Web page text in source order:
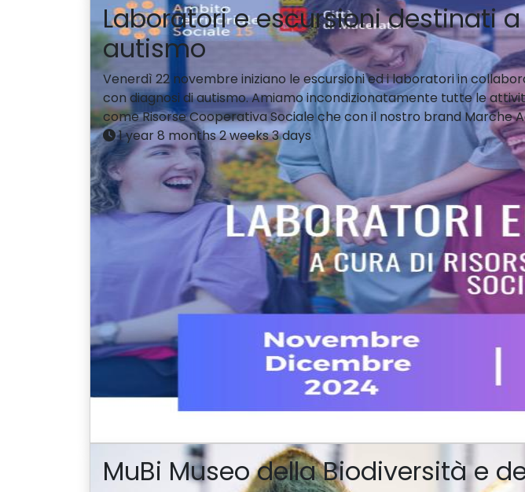
Laboratori e escursioni destinati
autismo
Venerdì 22 novembre iniziano le escursioni ed i laboratori in
con diagnosi di autismo. Amiamo incondizionatamente tutte le
come Risorse Cooperativa Sociale che con il nostro brand Marche
1 year 8 months 2 weeks 3 days
MuBi Museo della Biodiversità e